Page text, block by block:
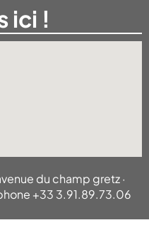
ici !
du champ gretz ·
+33 3.91.89.73.06